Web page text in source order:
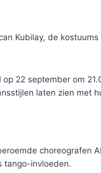
Kubilay, de
22 september om
laten zien met
choreografen
tango-invloeden.